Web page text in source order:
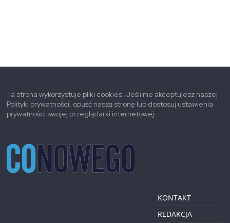
Ta strona wykorzystuje pliki cookies. Jeśli nie akceptujesz naszej
Polityki prywatności, opuść naszą stronę lub dostosuj ustawienia
prywatności swojej przeglądarki internetowej.
KONTAKT
REDAKCJA